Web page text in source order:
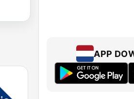
APP